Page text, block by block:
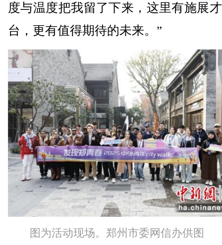
度与温度把我留了下来，这里有施展
台，更有值得期待的未来。”
图为活动现场。郑州市委网信办供图